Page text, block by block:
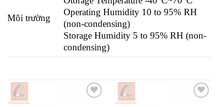
Môi trường
Operating Humidity 10 to 95% RH
(non-condensing)
Storage Humidity 5 to 95% RH (non-
condensing)